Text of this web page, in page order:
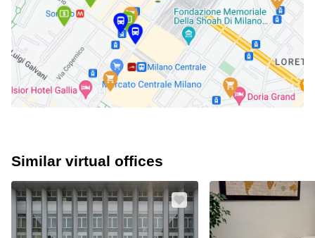
Similar virtual offices